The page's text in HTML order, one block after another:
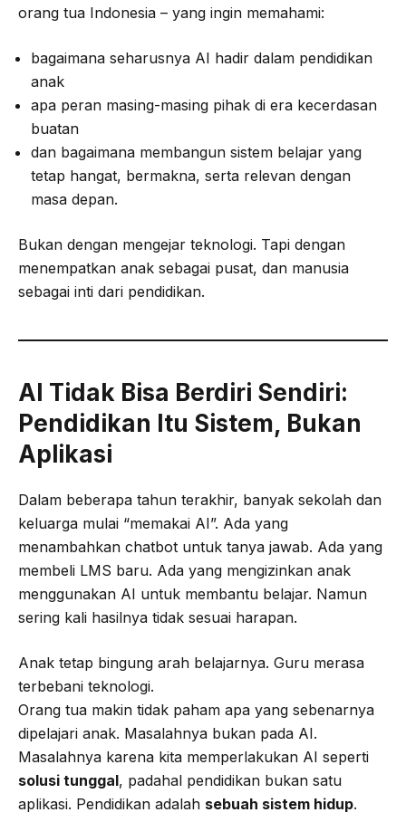
orang tua Indonesia – yang ingin memahami:
bagaimana seharusnya AI hadir dalam pendidikan
anak
apa peran masing-masing pihak di era kecerdasan
buatan
dan bagaimana membangun sistem belajar yang
tetap hangat, bermakna, serta relevan dengan
masa depan.
Bukan dengan mengejar teknologi. Tapi dengan
menempatkan anak sebagai pusat, dan manusia
sebagai inti dari pendidikan.
AI Tidak Bisa Berdiri Sendiri:
Pendidikan Itu Sistem, Bukan
Aplikasi
Dalam beberapa tahun terakhir, banyak sekolah dan
keluarga mulai “memakai AI”. Ada yang
menambahkan chatbot untuk tanya jawab. Ada yang
membeli LMS baru. Ada yang mengizinkan anak
menggunakan AI untuk membantu belajar. Namun
sering kali hasilnya tidak sesuai harapan.
Anak tetap bingung arah belajarnya. Guru merasa
terbebani teknologi.
Orang tua makin tidak paham apa yang sebenarnya
dipelajari anak. Masalahnya bukan pada AI.
Masalahnya karena kita memperlakukan AI seperti
solusi tunggal, padahal pendidikan bukan satu
aplikasi. Pendidikan adalah sebuah sistem hidup.